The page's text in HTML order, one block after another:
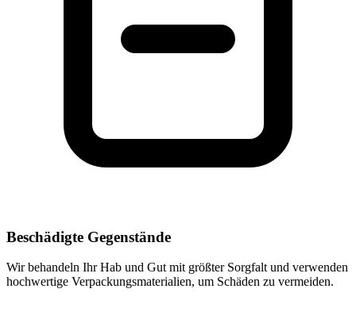
Beschädigte Gegenstände
Wir behandeln Ihr Hab und Gut mit größter Sorgfalt und verwenden
hochwertige Verpackungsmaterialien, um Schäden zu vermeiden.